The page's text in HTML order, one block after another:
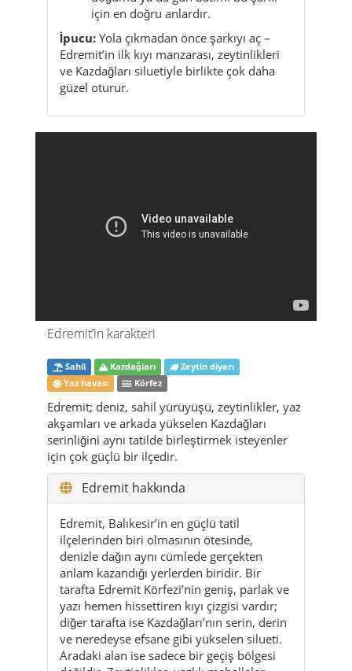
güzel oturur.
Edremit; deniz, sahil yürüyüşü, zeytinlikler, yaz
akşamları ve arkada yükselen Kazdağları
serinliğini aynı tatilde birleştirmek isteyenler
için çok güçlü bir ilçedir.
Edremit hakkında
Edremit, Balıkesir’in en güçlü tatil
ilçelerinden biri olmasının ötesinde,
denizle dağın aynı cümlede gerçekten
anlam kazandığı yerlerden biridir. Bir
tarafta Edremit Körfezi’nin geniş, parlak ve
yazı hemen hissettiren kıyı çizgisi vardır;
diğer tarafta ise Kazdağları’nın serin, derin
ve neredeyse efsane gibi yükselen silueti.
Aradaki alan ise sadece bir geçiş bölgesi
değildir. Zeytinlikler, yazlık mahalleler,
sahil kasabaları, günlük hayat, küçük
pazarlar ve tatil ritmi burada birbirine
karışarak Edremit’i tek bir manzaradan çok
daha fazlasına dönüştürür.